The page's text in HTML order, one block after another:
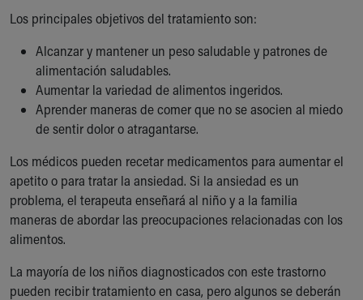
Los principales objetivos del tratamiento son:
Alcanzar y mantener un peso saludable y patrones de
alimentación saludables.
Aumentar la variedad de alimentos ingeridos.
Aprender maneras de comer que no se asocien al miedo
de sentir dolor o atragantarse.
Los médicos pueden recetar medicamentos para aumentar el
apetito o para tratar la ansiedad. Si la ansiedad es un
problema, el terapeuta enseñará al niño y a la familia
maneras de abordar las preocupaciones relacionadas con los
alimentos.
La mayoría de los niños diagnosticados con este trastorno
pueden recibir tratamiento en casa, pero algunos se deberán